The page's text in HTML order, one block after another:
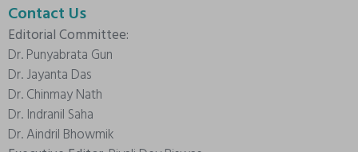
Contact Us
Editorial Committee:
Dr. Punyabrata Gun
Dr. Jayanta Das
Dr. Chinmay Nath
Dr. Indranil Saha
Dr. Aindril Bhowmik